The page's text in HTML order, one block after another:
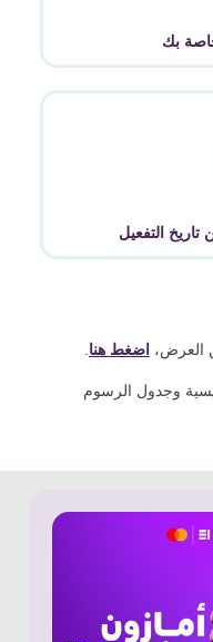
بك
العرض، اضغط هنا
وجدول الرسوم